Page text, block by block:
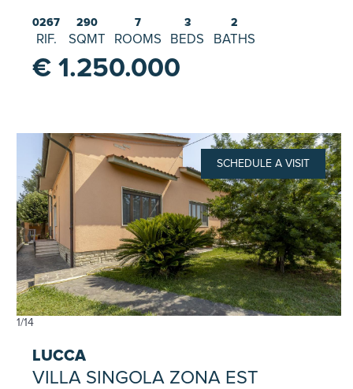
0267
RIF.
290
SQMT
7
ROOMS
3
BEDS
2
BATHS
€ 1.250.000
SCHEDULE A VISIT
1/14
LUCCA
VILLA SINGOLA ZONA EST